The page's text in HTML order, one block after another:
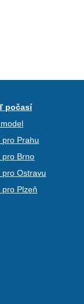
počasí
Prahu
pro Brno
Ostravu
Plzeň